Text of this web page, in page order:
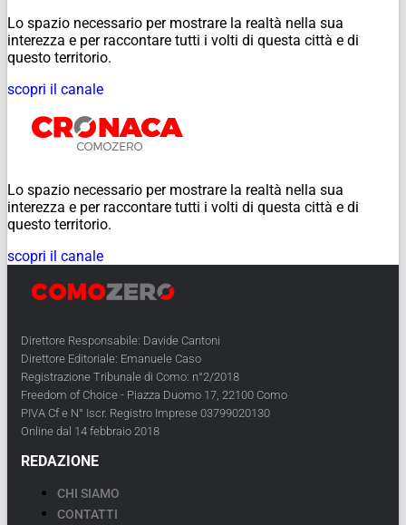
Lo spazio necessario per mostrare la realtà nella sua
interezza e per raccontare tutti i volti di questa città e di
questo territorio.
scopri il canale
Lo spazio necessario per mostrare la realtà nella sua
interezza e per raccontare tutti i volti di questa città e di
questo territorio.
scopri il canale
Direttore Responsabile: Davide Cantoni
Direttore Editoriale: Emanuele Caso
Registrazione Tribunale di Como: n°2/2018
Freedom of Choice - Piazza Duomo 17, 22100 Como
PIVA Cf e N° Iscr. Registro Imprese 03799020130
Online dal 14 febbraio 2018
REDAZIONE
CHI SIAMO
CONTATTI